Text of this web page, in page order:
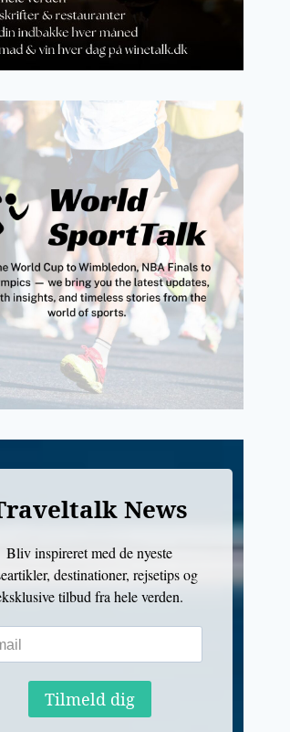
News
Bliv inspireret med de nyeste
destinationer, rejsetips og
tilbud fra hele verden.
Tilmeld dig